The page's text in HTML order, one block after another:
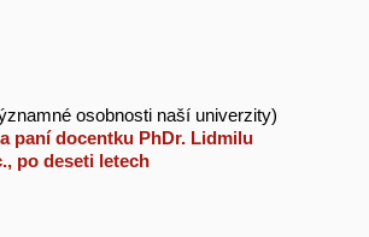
osobnosti naší univerzity)
paní docentku PhDr. Lidmilu
po deseti letech